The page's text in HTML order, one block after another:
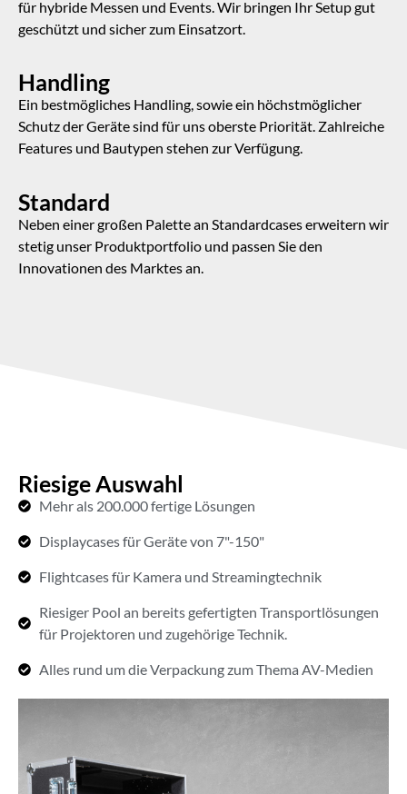
für hybride Messen und Events. Wir bringen Ihr Setup gut
geschützt und sicher zum Einsatzort.
Handling
Ein bestmögliches Handling, sowie ein höchstmöglicher
Schutz der Geräte sind für uns oberste Priorität. Zahlreiche
Features und Bautypen stehen zur Verfügung.
Standard
Neben einer großen Palette an Standardcases erweitern wir
stetig unser Produktportfolio und passen Sie den
Innovationen des Marktes an.
Riesige Auswahl
Mehr als 200.000 fertige Lösungen
Displaycases für Geräte von 7"-150"
Flightcases für Kamera und Streamingtechnik
Riesiger Pool an bereits gefertigten Transportlösungen
für Projektoren und zugehörige Technik.
Alles rund um die Verpackung zum Thema AV-Medien